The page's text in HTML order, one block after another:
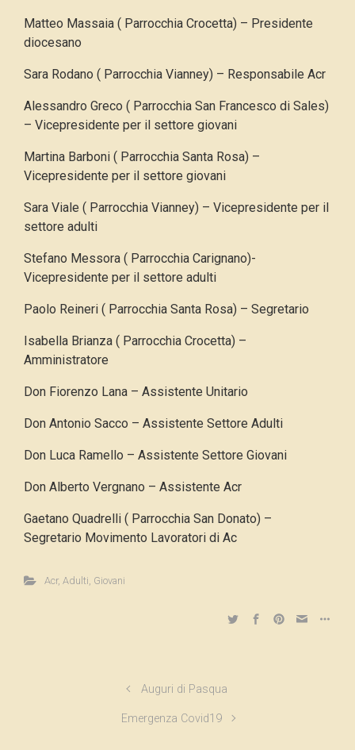
Matteo Massaia ( Parrocchia Crocetta) – Presidente
diocesano
Sara Rodano ( Parrocchia Vianney) – Responsabile Acr
Alessandro Greco ( Parrocchia San Francesco di Sales)
– Vicepresidente per il settore giovani
Martina Barboni ( Parrocchia Santa Rosa) –
Vicepresidente per il settore giovani
Sara Viale ( Parrocchia Vianney) – Vicepresidente per il
settore adulti
Stefano Messora ( Parrocchia Carignano)-
Vicepresidente per il settore adulti
Paolo Reineri ( Parrocchia Santa Rosa) – Segretario
Isabella Brianza ( Parrocchia Crocetta) –
Amministratore
Don Fiorenzo Lana – Assistente Unitario
Don Antonio Sacco – Assistente Settore Adulti
Don Luca Ramello – Assistente Settore Giovani
Don Alberto Vergnano – Assistente Acr
Gaetano Quadrelli ( Parrocchia San Donato) –
Segretario Movimento Lavoratori di Ac
Acr, Adulti Giovani
Auguri di Pasqua
Emergenza Covid19